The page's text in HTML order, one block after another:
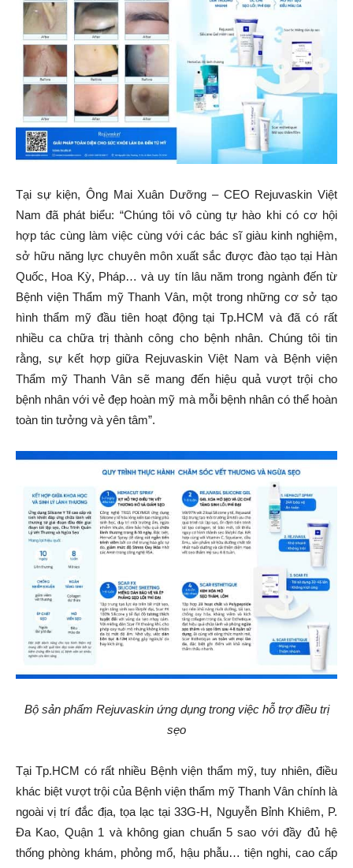
Tại sự kiện, Ông Mai Xuân Dưỡng – CEO Rejuvaskin Việt
Nam đã phát biểu: “Chúng tôi vô cùng tự hào khi có cơ hội
hợp tác cùng làm việc cùng với các bác sĩ giàu kinh nghiệm,
sở hữu năng lực chuyên môn xuất sắc được đào tạo tại Hàn
Quốc, Hoa Kỳ, Pháp… và uy tín lâu năm trong ngành đến từ
Bệnh viện Thẩm mỹ Thanh Vân, một trong những cơ sở tạo
hình thẩm mỹ đầu tiên hoạt động tại Tp.HCM và đã có rất
nhiều ca chữa trị thành công cho bệnh nhân. Chúng tôi tin
rằng, sự kết hợp giữa Rejuvaskin Việt Nam và Bệnh viện
Thẩm mỹ Thanh Vân sẽ mang đến hiệu quả vượt trội cho
bệnh nhân với vẻ đẹp hoàn mỹ mà mỗi bệnh nhân có thể hoàn
toàn tin tưởng và yên tâm”.
Bộ sản phẩm Rejuvaskin ứng dụng trong việc hỗ trợ điều trị
sẹo
Tại Tp.HCM có rất nhiều Bệnh viện thẩm mỹ, tuy nhiên, điều
khác biệt vượt trội của Bệnh viện thẩm mỹ Thanh Vân chính là
ngoài vị trí đắc địa, tọa lạc tại 33G-H, Nguyễn Bỉnh Khiêm, P.
Đa Kao, Quận 1 và không gian chuẩn 5 sao với đầy đủ hệ
thống phòng khám, phỏng mổ, hậu phẫu… tiện nghi, cao cấp